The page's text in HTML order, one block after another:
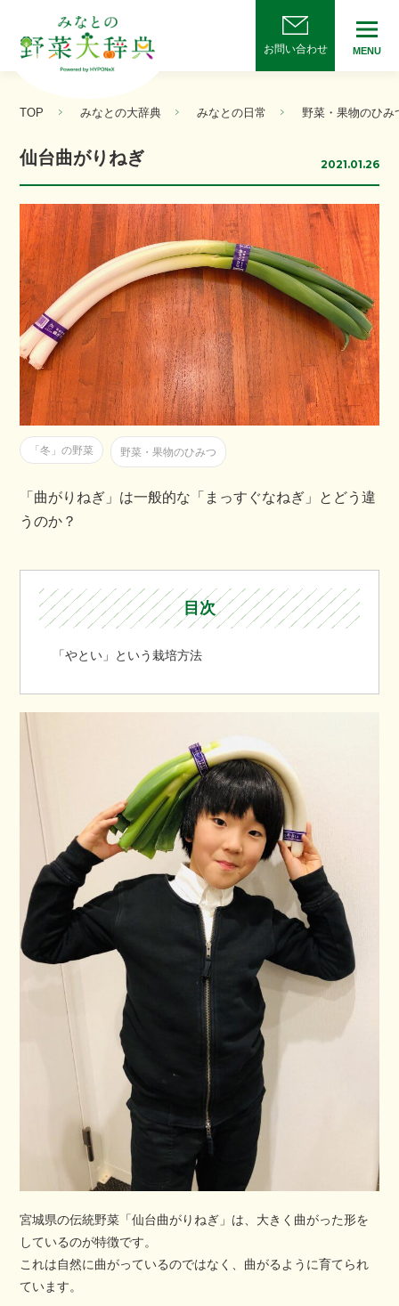
お問い合わせ MENU
TOP みなとの大辞典 みなとの日常 野菜・果物のひみ
仙台曲がりねぎ 2021.01.26
「冬」の野菜 野菜・果物のひみつ
「曲がりねぎ」は一般的な「まっすぐなねぎ」とどう違
うのか？
目次
「やとい」という栽培方法
宮城県の伝統野菜「仙台曲がりねぎ」は、大きく曲がった形を
しているのが特徴です。
これは自然に曲がっているのではなく、曲がるように育てられ
ています。